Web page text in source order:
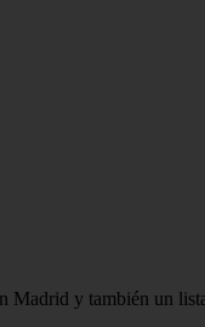
Madrid y también un